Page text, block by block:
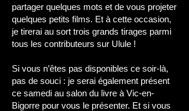
partager quelques mots et de vous projeter
quelques petits films. Et à cette occasion,
je tirerai au sort trois grands tirages parmi
tous les contributeurs sur Ulule !
Si vous n’êtes pas disponibles ce soir-là,
pas de souci : je serai également présent
ce samedi au salon du livre à Vic-en-
Bigorre pour vous le présenter. Et si vous